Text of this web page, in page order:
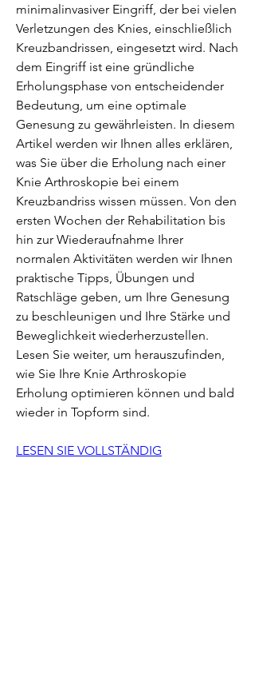
minimalinvasiver Eingriff, der bei vielen
Verletzungen des Knies, einschließlich
Kreuzbandrissen, eingesetzt wird. Nach
dem Eingriff ist eine gründliche
Erholungsphase von entscheidender
Bedeutung, um eine optimale
Genesung zu gewährleisten. In diesem
Artikel werden wir Ihnen alles erklären,
was Sie über die Erholung nach einer
Knie Arthroskopie bei einem
Kreuzbandriss wissen müssen. Von den
ersten Wochen der Rehabilitation bis
hin zur Wiederaufnahme Ihrer
normalen Aktivitäten werden wir Ihnen
praktische Tipps, Übungen und
Ratschläge geben, um Ihre Genesung
zu beschleunigen und Ihre Stärke und
Beweglichkeit wiederherzustellen.
Lesen Sie weiter, um herauszufinden,
wie Sie Ihre Knie Arthroskopie
Erholung optimieren können und bald
wieder in Topform sind.
LESEN SIE VOLLSTÄNDIG